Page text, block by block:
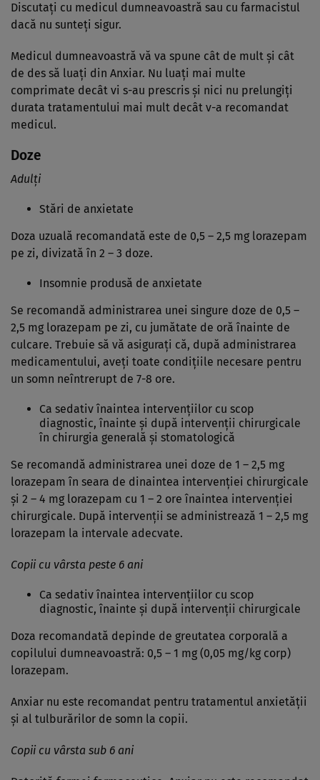
Discutaţi cu medicul dumneavoastră sau cu farmacistul
dacă nu sunteţi sigur.
Medicul dumneavoastră vă va spune cât de mult şi cât
de des să luaţi din Anxiar. Nu luaţi mai multe
comprimate decât vi s-au prescris şi nici nu prelungiţi
durata tratamentului mai mult decât v-a recomandat
medicul.
Doze
Adulţi
Stări de anxietate
Doza uzuală recomandată este de 0,5 – 2,5 mg lorazepam
pe zi, divizată în 2 – 3 doze.
Insomnie produsă de anxietate
Se recomandă administrarea unei singure doze de 0,5 –
2,5 mg lorazepam pe zi, cu jumătate de oră înainte de
culcare. Trebuie să vă asiguraţi că, după administrarea
medicamentului, aveţi toate condiţiile necesare pentru
un somn neîntrerupt de 7-8 ore.
Ca sedativ înaintea intervenţiilor cu scop
diagnostic, înainte şi după intervenţii chirurgicale
în chirurgia generală şi stomatologică
Se recomandă administrarea unei doze de 1 – 2,5 mg
lorazepam în seara de dinaintea intervenţiei chirurgicale
şi 2 – 4 mg lorazepam cu 1 – 2 ore înaintea intervenţiei
chirurgicale. După intervenţii se administrează 1 – 2,5 mg
lorazepam la intervale adecvate.
Copii cu vârsta peste 6 ani
Ca sedativ înaintea intervenţiilor cu scop
diagnostic, înainte şi după intervenţii chirurgicale
Doza recomandată depinde de greutatea corporală a
copilului dumneavoastră: 0,5 – 1 mg (0,05 mg/kg corp)
lorazepam.
Anxiar nu este recomandat pentru tratamentul anxietăţii
şi al tulburărilor de somn la copii.
Copii cu vârsta sub 6 ani